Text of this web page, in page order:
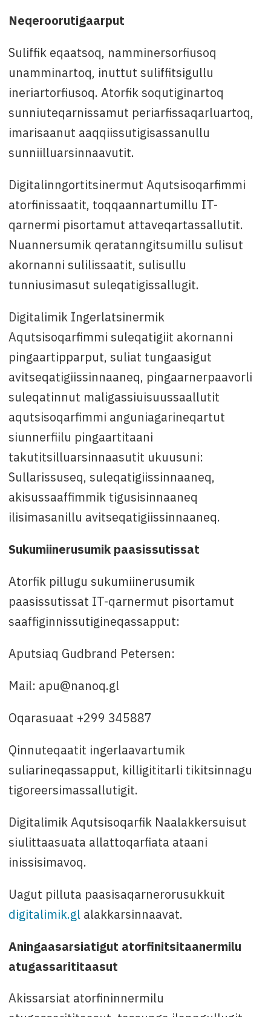
Neqeroorutigaarput
Suliffik eqaatsoq, namminersorfiusoq
unamminartoq, inuttut suliffitsigullu
ineriartorfiusoq. Atorfik soqutiginartoq
sunniuteqarnissamut periarfissaqarluartoq,
imarisaanut aaqqiissutigisassanullu
sunniilluarsinnaavutit.
Digitalinngortitsinermut Aqutsisoqarfimmi
atorfinissaatit, toqqaannartumillu IT-
qarnermi pisortamut attaveqartassallutit.
Nuannersumik qeratanngitsumillu sulisut
akornanni sulilissaatit, sulisullu
tunniusimasut suleqatigissallugit.
Digitalimik Ingerlatsinermik
Aqutsisoqarfimmi suleqatigiit akornanni
pingaartipparput, suliat tungaasigut
avitseqatigiissinnaaneq, pingaarnerpaavorli
suleqatinnut maligassiuisuussaallutit
aqutsisoqarfimmi anguniagarineqartut
siunnerfiilu pingaartitaani
takutitsilluarsinnaasutit ukuusuni:
Sullarissuseq, suleqatigiissinnaaneq,
akisussaaffimmik tigusisinnaaneq
ilisimasanillu avitseqatigiissinnaaneq.
Sukumiinerusumik paasissutissat
Atorfik pillugu sukumiinerusumik
paasissutissat IT-qarnermut pisortamut
saaffiginnissutigineqassapput:
Aputsiaq Gudbrand Petersen:
Mail: apu@nanoq.gl
Oqarasuaat +299 345887
Qinnuteqaatit ingerlaavartumik
suliarineqassapput, killigititarli tikitsinnagu
tigoreersimassallutigit.
Digitalimik Aqutsisoqarfik Naalakkersuisut
siulittaasuata allattoqarfiata ataani
inissisimavoq.
Uagut pilluta paasisaqarnerorusukkuit
digitalimik.glalakkarsinnaavat.
Aningaasarsiatigut atorfinitsitaanermilu
atugassarititaasut
Akissarsiat atorfininnermilu